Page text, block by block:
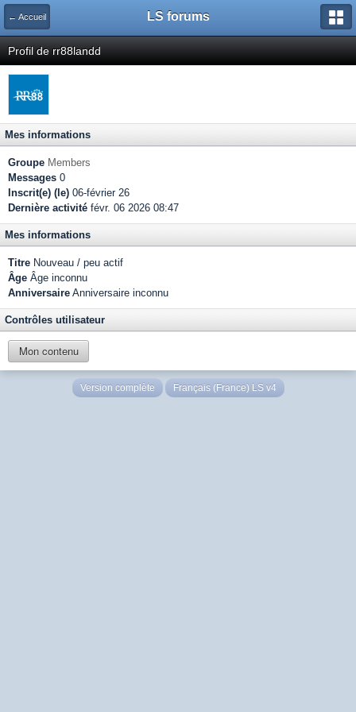
← Accueil LS forums
Profil de rr88landd
Mes informations
Groupe Members
Messages 0
Inscrit(e) (le) 06-février 26
Dernière activité févr. 06 2026 08:47
Mes informations
Titre Nouveau / peu actif
Âge Âge inconnu
Anniversaire Anniversaire inconnu
Contrôles utilisateur
Mon contenu
Version complète Français (France) LS v4